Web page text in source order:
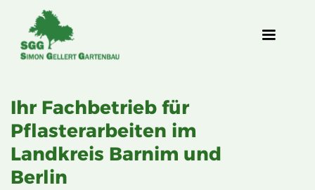
Ihr Fachbetrieb für
Pflasterarbeiten im
Landkreis Barnim und
Berlin